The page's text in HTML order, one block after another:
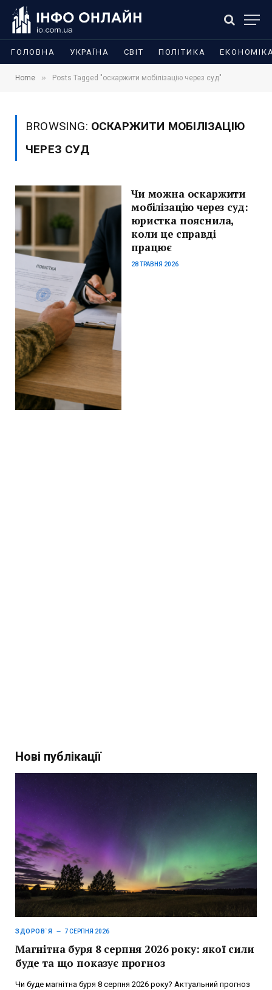
ГОЛОВНА УКРАЇНА СВІТ ПОЛІТИКА
Home » Posts Tagged "оскаржити мобілізацію через суд"
BROWSING: ОСКАРЖИТИ МОБІЛІЗАЦІЮ
ЧЕРЕЗ СУД
Чи можна оскаржити
мобілізацію через суд:
юристка пояснила,
коли це справді
працює
28 ТРАВНЯ 2026
Нові публікації
ЗДОРОВ`Я 7 СЕРПНЯ 2026
Магнітна буря 8 серпня 2026 року: якої сили
буде та що показує прогноз
Чи буде магнітна буря 8 серпня 2026 року? Актуальний прогноз